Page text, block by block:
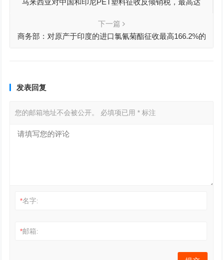
马来西亚对中国和印尼PET塑料征收反倾销税，最高达
下一篇
商务部：对原产于印度的进口氯氰菊酯征收最高166.2%的
发表回复
您的邮箱地址不会被公开。 必填项已用* 标注
*名字:
*邮箱: